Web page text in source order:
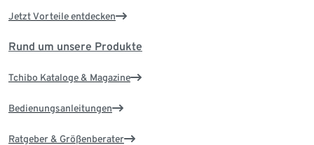
Jetzt Vorteile entdecken
Rund um unsere Produkte
Tchibo Kataloge & Magazine
Bedienungsanleitungen
Ratgeber & Größenberater